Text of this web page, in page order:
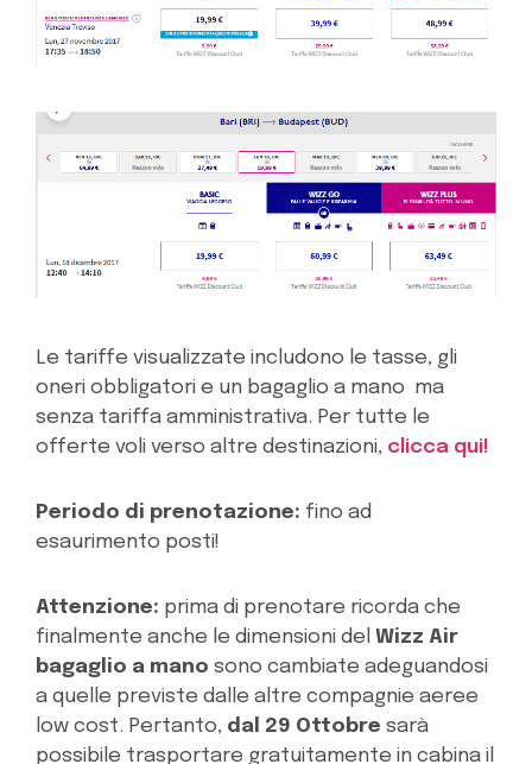
Le tariffe visualizzate includono le tasse, gli
oneri obbligatori e un bagaglio a mano ma
senza tariffa amministrativa. Per tutte le
offerte voli verso altre destinazioni, clicca qui!
Periodo di prenotazione: fino ad
esaurimento posti!
Attenzione: prima di prenotare ricorda che
finalmente anche le dimensioni del Wizz Air
bagaglio a mano sono cambiate adeguandosi
a quelle previste dalle altre compagnie aeree
low cost. Pertanto, dal 29 Ottobre sarà
possibile trasportare gratuitamente in cabina il